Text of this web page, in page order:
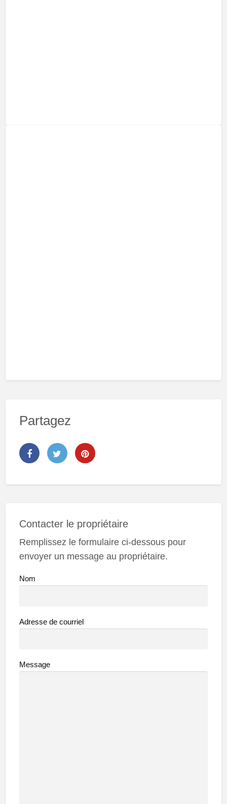
Partagez
Contacter le propriétaire
Remplissez le formulaire ci-dessous pour
envoyer un message au propriétaire.
Nom
Adresse de courriel
Message